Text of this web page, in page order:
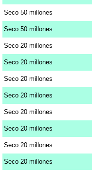
Seco 50 millones
Seco 50 millones
Seco 20 millones
Seco 20 millones
Seco 20 millones
Seco 20 millones
Seco 20 millones
Seco 20 millones
Seco 20 millones
Seco 20 millones